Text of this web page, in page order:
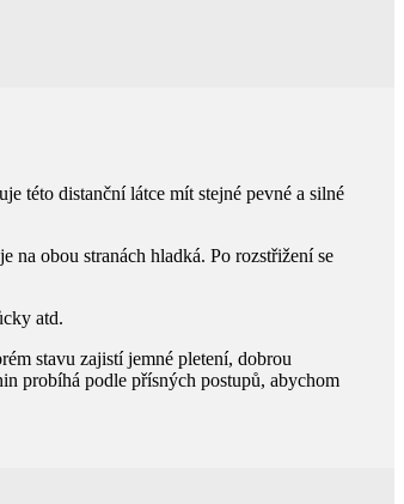
této distanční látce mít stejné pevné a silné
na obou stranách hladká. Po rozstřižení se
atd.
stavu zajistí jemné pletení, dobrou
probíhá podle přísných postupů, abychom